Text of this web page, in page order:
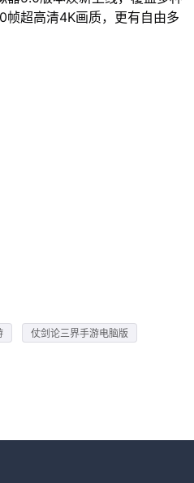
超高清4K画质，更有自由多
仗剑论三界手游电脑版